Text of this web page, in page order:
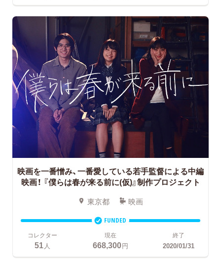
映画を一番憎み、一番愛している若手監督による中編
映画！ 『僕らは春が来る前に(仮)』制作プロジェクト
東京都 映画
FUNDED
コレクター
51 人
現在
668,300円
終了
2020/01/31